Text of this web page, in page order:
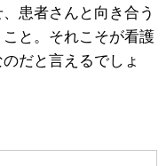
患者さんと向き合う
と。それこそが看護
だと言えるでしょ